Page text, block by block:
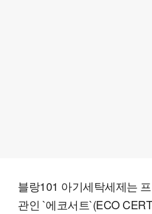
블랑101 아기세탁세제는
관인 `에코서트`(ECO